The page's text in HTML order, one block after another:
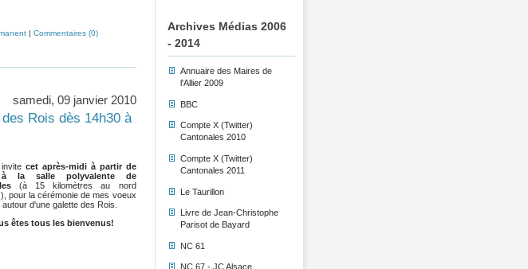
Archives Médias 2006
- 2014
Annuaire des Maires de
l'Allier 2009
BBC
Compte X (Twitter)
Cantonales 2010
Compte X (Twitter)
Cantonales 2011
Le Taurillon
Livre de Jean-Christophe
Parisot de Bayard
NC 61
NC 67 - JC Alsace
| Commentaires (0)
samedi, 09 janvier 2010
Rois dès 14h30 à
invitecet après-midi à partir de
à la salle polyvalente de
(à 15 kilomètres au nord
pour la cérémonie de mes voeux
d'une galette des Rois.
êtes tous les bienvenus!